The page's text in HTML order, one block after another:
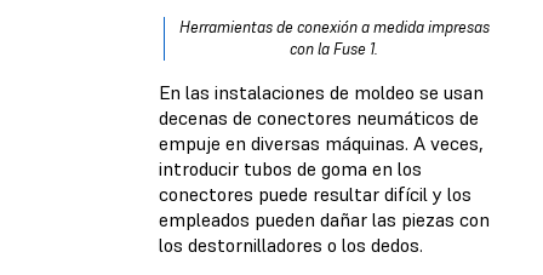
Herramientas de conexión a medida impresas
con la Fuse 1.
En las instalaciones de moldeo se usan
decenas de conectores neumáticos de
empuje en diversas máquinas. A veces,
introducir tubos de goma en los
conectores puede resultar difícil y los
empleados pueden dañar las piezas con
los destornilladores o los dedos.